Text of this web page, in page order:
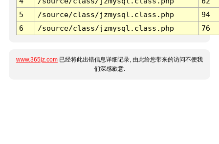
5
/source/class/jzmysql.class.php
94
6
/source/class/jzmysql.class.php 76
www.365jz.com 已经将此出错信息详细记录, 由此给您带来的访问不便我
们深感歉意.